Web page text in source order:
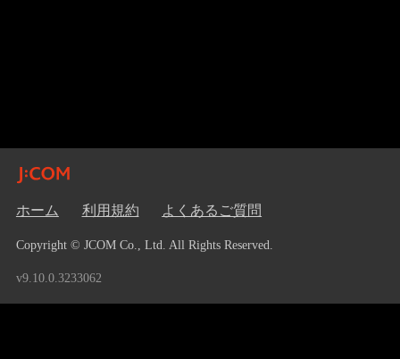
ホーム 利用規約 よくあるご質問
Copyright © JCOM Co., Ltd. All Rights Reserved.
v9.10.0.3233062